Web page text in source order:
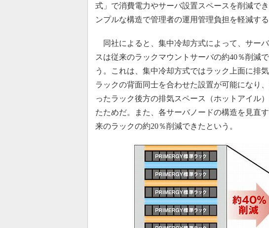
式」で消費電力やサーバ設置スペースを削減で
ンプルな構造で管理者の運用管理負担を軽減する
同社によると、集中冷却方式によって、サー
スは従来のラックマウントサーバの約40％削減
う。これは、集中冷却方式ではラック上面に排気
ラックの背面同士を合わせた設置が可能になり
ったラック後方の排気スペース（ホットアイル
たためだ。また、各サーバノードの構造を見直
来のラックの約20％削減できたという。